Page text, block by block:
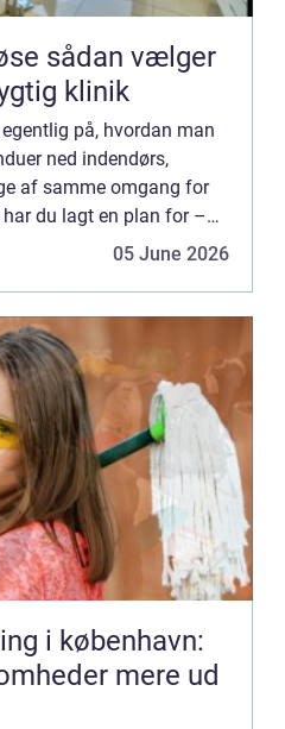
klinik
på, hvordan man
ned indendørs,
af samme omgang for
du lagt en plan for –
05 June 2026
i københavn:
mere ud